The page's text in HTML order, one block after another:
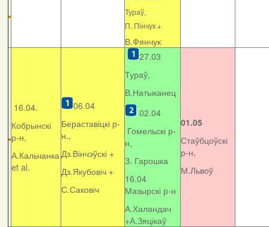
Тураў,
П. Пінчук +
В.Фянчук
16.04.
Кобрынскі
р-н,
А.Кальчанка
et al.
06.04
Бераставіцкі р-
н.,
Дз.Вінчэўскі +
Дз.Якубовіч +
С.Саковіч
27.03
Тураў,
В.Натыканец
02.04
Гомельскі р-
н,
З. Гарошка
16.04
Мазырскі р-н
А.Халандач
+А.Зяцікаў
01.05
Стаўбцоўскі
р-н,
М.Львоў